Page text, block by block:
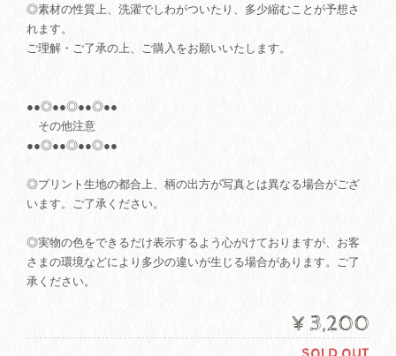
◎素材の性質上、洗濯でしわがついたり、多少縮むことが予想さ
れます。
ご理解・ご了承の上、ご購入をお願いいたします。
●●◎●●◎●●◎●●
その他注意
●●◎●●◎●●◎●●
◎プリント生地の都合上、柄の出方が写真とは異なる場合がござ
います。ご了承ください。
◎実物の色をできるだけ表示するよう心がけておりますが、お客
さまの環境などにより多少の違いが生じる場合があります。ご了
承ください。
¥3,200